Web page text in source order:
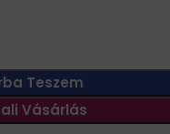
Teszem
Vásárlás